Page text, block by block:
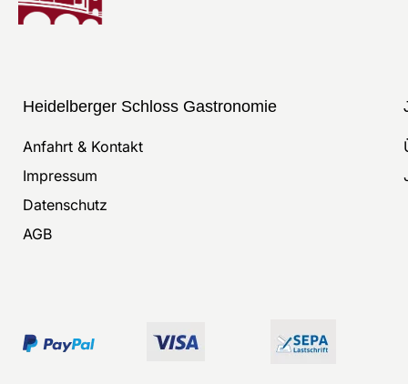
Heidelberger Schloss Gastronomie
Anfahrt & Kontakt
Impressum
Datenschutz
AGB